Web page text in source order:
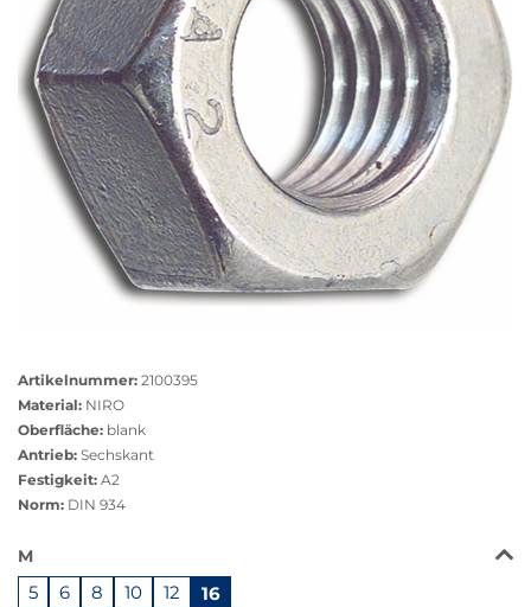
anzeigen
Artikelnummer: 2100395
Material: NIRO
Oberfläche: blank
Antrieb: Sechskant
Festigkeit: A2
Norm: DIN 934
Das
ist
M
5 6 8 10 12 16